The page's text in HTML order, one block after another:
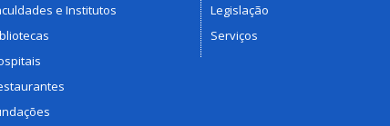
e Institutos
Legislação
Serviços